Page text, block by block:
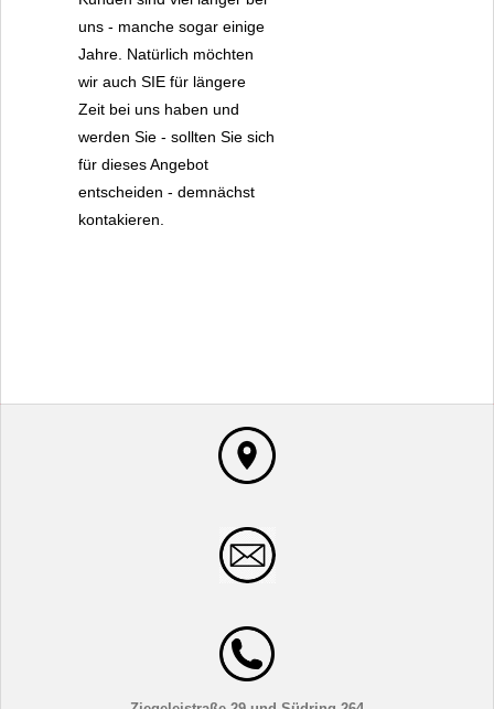
uns - manche sogar einige
Jahre. Natürlich möchten
wir auch SIE für längere
Zeit bei uns haben und
werden Sie - sollten Sie sich
für dieses Angebot
entscheiden - demnächst
kontakieren.